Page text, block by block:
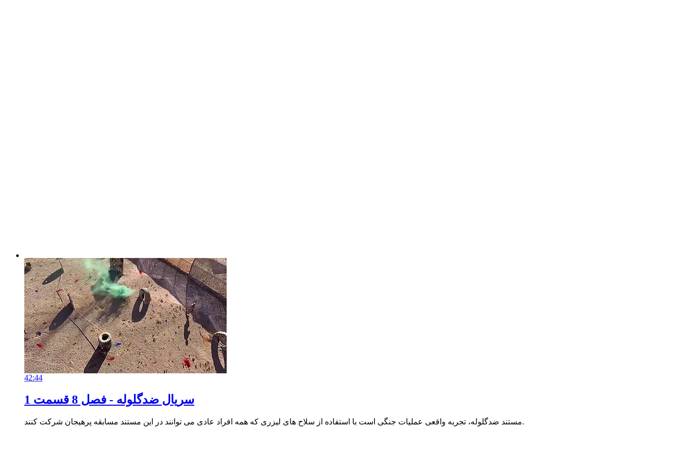
42:44
سریال ضدگلوله - فصل 8 قسمت 1
مستند ضدگلوله، تجربه واقعی عملیات جنگی است با استفاده از سلاح های لیزری که همه افراد عادی می توانند در این مستند مسابقه پرهیجان شرکت کنند.